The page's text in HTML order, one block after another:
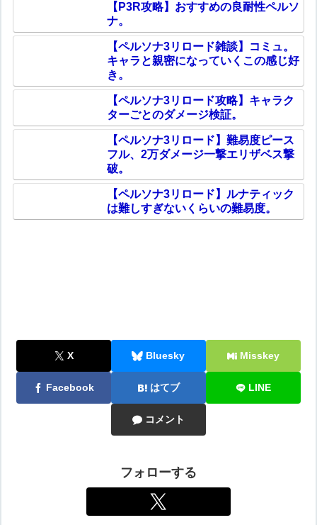
【P3R攻略】おすすめの良耐性ペルソ
ナ。
【ペルソナ3リロード雑談】コミュ。
キャラと親密になっていくこの感じ好
き。
【ペルソナ3リロード攻略】キャラク
ターごとのダメージ検証。
【ペルソナ3リロード】難易度ピース
フル、2万ダメージ一撃エリザベス撃
破。
【ペルソナ3リロード】ルナティック
は難しすぎないくらいの難易度。
X Bluesky Misskey
Facebook はてブ LINE
コメント
フォローする